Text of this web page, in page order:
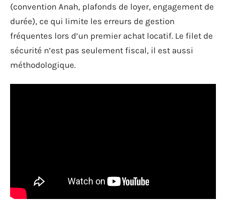
(convention Anah, plafonds de loyer, engagement de
durée), ce qui limite les erreurs de gestion
fréquentes lors d’un premier achat locatif. Le filet de
sécurité n’est pas seulement fiscal, il est aussi
méthodologique.